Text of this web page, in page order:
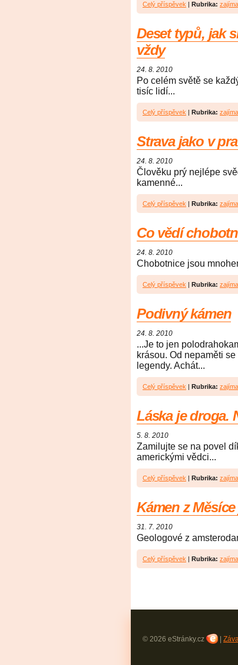
Celý příspěvek | Rubrika:
Deset typů, jak
vždy
24. 8. 2010
Po celém světě se
tisíc lidí...
Celý příspěvek | Rubrika:
Strava jako v
24. 8. 2010
Člověku prý nejlépe
kamenné...
Celý příspěvek | Rubrika:
Co vědí
24. 8. 2010
Chobotnice jsou
Celý příspěvek | Rubrika:
Podivný kámen
24. 8. 2010
...Je to jen
krásou. Od nepaměti
legendy. Achát...
Celý příspěvek | Rubrika:
Láska je droga.
5. 8. 2010
Zamilujte se na povel
americkými vědci...
Celý příspěvek | Rubrika:
Kámen z
31. 7. 2010
Geologové z
Celý příspěvek | Rubrika:
© 2026 eStránky.cz